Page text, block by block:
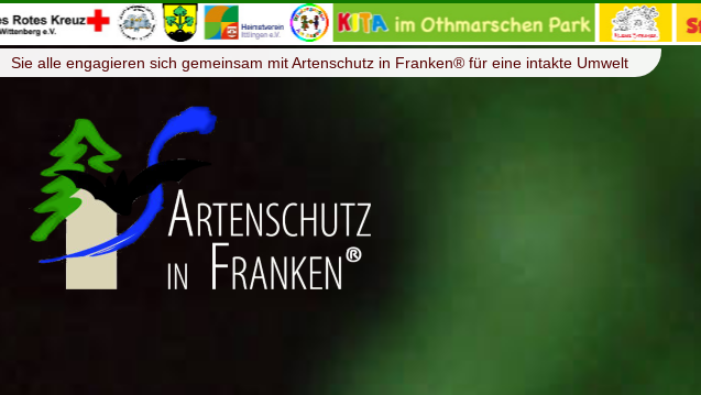
Sie alle engagieren sich gemeinsam mit Artenschutz in Franken® für eine intakte Umwelt